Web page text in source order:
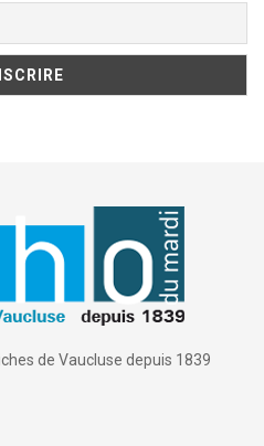
de Vaucluse depuis 1839